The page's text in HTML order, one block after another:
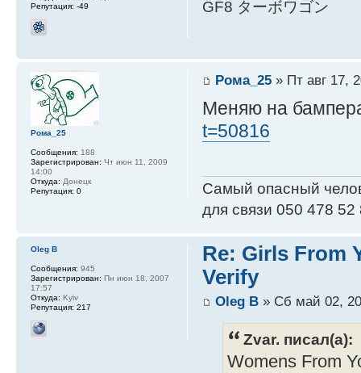
GF8 ターボワゴン
Репутация: -49
Рома_25» Пт авг 17,
Меняю на
t=50816
Самый опасный
для связи 050 478 52
Рома_25
Сообщения: 188
Зарегистрирован: Чт июн 11, 2009
14:00
Откуда: Донецк
Репутация: 0
Re: Girls From
Verify
Oleg B» Сб май 02,
Zvar. писал(а):
Womens From
Oleg B
Сообщения: 945
Зарегистрирован: Пн июн 18, 2007
17:57
Откуда: Kyiv
Репутация: 217